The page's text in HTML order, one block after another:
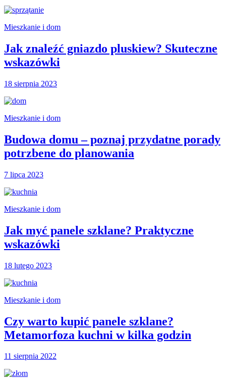
Mieszkanie i dom
Jak znaleźć gniazdo pluskiew? Skuteczne
wskazówki
18 sierpnia 2023
Mieszkanie i dom
Budowa domu – poznaj przydatne porady
potrzbene do planowania
7 lipca 2023
Mieszkanie i dom
Jak myć panele szklane? Praktyczne
wskazówki
18 lutego 2023
Mieszkanie i dom
Czy warto kupić panele szklane?
Metamorfoza kuchni w kilka godzin
11 sierpnia 2022